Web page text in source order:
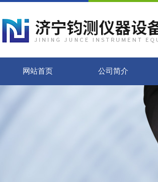
网站首页 公司简介